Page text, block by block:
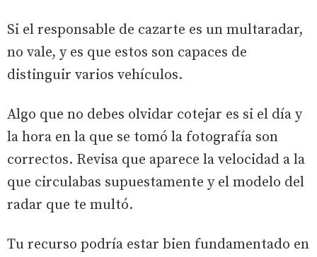
Si el responsable de cazarte es un multaradar,
no vale, y es que estos son capaces de
distinguir varios vehículos.
Algo que no debes olvidar cotejar es si el día y
la hora en la que se tomó la fotografía son
correctos. Revisa que aparece la velocidad a la
que circulabas supuestamente y el modelo del
radar que te multó.
Tu recurso podría estar bien fundamentado en